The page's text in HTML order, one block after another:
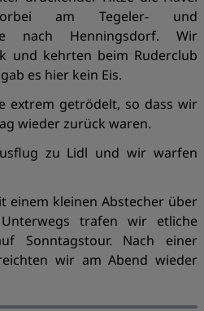
am Tegeler- und
nach Henningsdorf. Wir
und kehrten beim Ruderclub
es hier kein Eis.
extrem getrödelt, so dass wir
wieder zurück waren.
zu Lidl und wir warfen
einem kleinen Abstecher über
trafen wir etliche
Sonntagstour. Nach einer
wir am Abend wieder